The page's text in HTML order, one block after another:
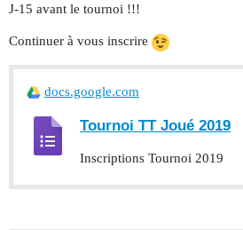
J-15 avant le tournoi !!!
Continuer à vous inscrire
docs.google.com
Tournoi TT Joué 2019
Inscriptions Tournoi 2019